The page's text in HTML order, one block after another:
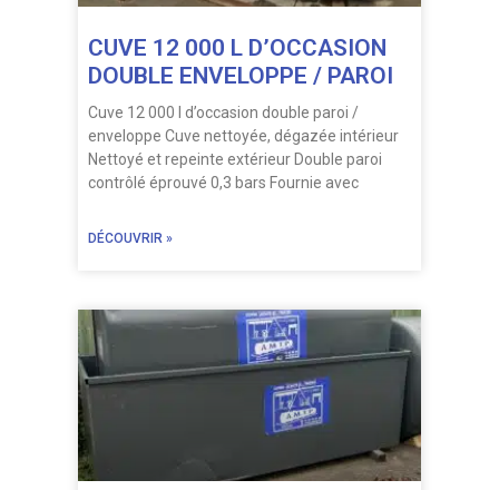
CUVE 12 000 L D’OCCASION
DOUBLE ENVELOPPE / PAROI
Cuve 12 000 l d’occasion double paroi /
enveloppe Cuve nettoyée, dégazée intérieur
Nettoyé et repeinte extérieur Double paroi
contrôlé éprouvé 0,3 bars Fournie avec
DÉCOUVRIR »